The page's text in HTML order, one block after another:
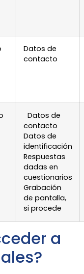
Datos de
contacto
Datos de
contacto
Datos de
identificación
Respuestas
dadas en
cuestionarios
Grabación
de pantalla,
si procede
a